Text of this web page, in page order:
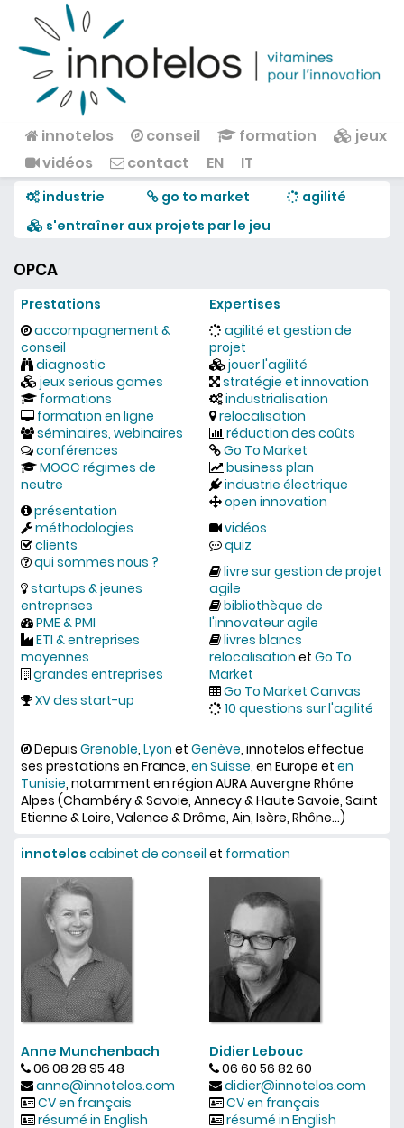
Aller au contenu principal
innotelos conseil formation
jeux
vidéos
contact EN IT
industrie go to market
agilité
s'entraîner aux projets par le jeu
OPCA
Prestations
accompagnement &
conseil
diagnostic
jeux serious games
formations
formation en ligne
séminaires, webinaires
conférences
MOOC régimes de
neutre
présentation
méthodologies
clients
qui sommes nous ?
startups & jeunes
entreprises
PME & PMI
ETI & entreprises
moyennes
grandes entreprises
XV des start-up
Expertises
agilité et gestion de
projet
jouer l'agilité
stratégie et innovation
industrialisation
relocalisation
réduction des coûts
Go To Market
business plan
industrie électrique
open innovation
vidéos
quiz
livre sur gestion de projet
agile
bibliothèque de
l'innovateur agile
livres blancs
relocalisation et Go To
Market
Go To Market Canvas
10 questions sur l'agilité
Depuis Grenoble, Lyon et Genève, innotelos effectue
ses prestations en France, en Suisse, en Europe et en
Tunisie, notamment en région AURA Auvergne Rhône
Alpes (Chambéry & Savoie, Annecy & Haute Savoie, Saint
Etienne & Loire, Valence & Drôme, Ain, Isère, Rhône...)
innotelos cabinet de conseil et formation
Anne Munchenbach
06 08 28 95 48
anne@innotelos.com
CV en français
résumé in English
Didier Lebouc
06 60 56 82 60
didier@innotelos.com
CV en français
résumé in English